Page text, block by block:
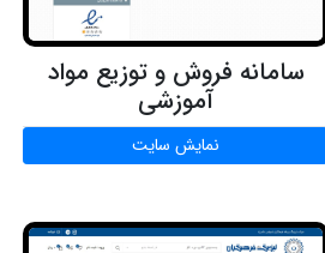
سامانه فروش و توزیع مواد
آموزشی
نمایش سایت